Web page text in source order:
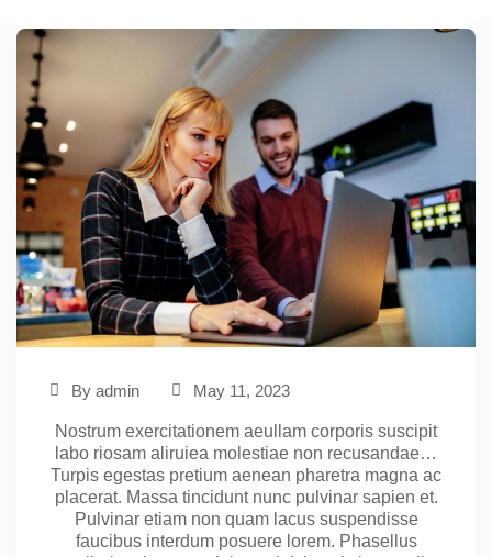
By admin May 11, 2023
Nostrum exercitationem aeullam corporis suscipit
labo riosam aliruiea molestiae non recusandae…
Turpis egestas pretium aenean pharetra magna ac
placerat. Massa tincidunt nunc pulvinar sapien et.
Pulvinar etiam non quam lacus suspendisse
faucibus interdum posuere lorem. Phasellus